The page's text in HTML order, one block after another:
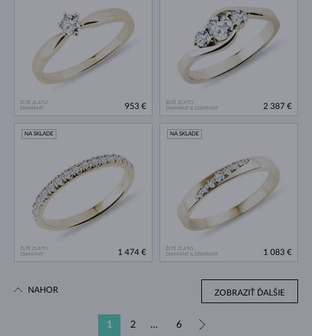
ŽLTÉ ZLATO
DIAMANT
953 €
ŽLTÉ ZLATO
DIAMANT & DIAMANT
2 387 €
ŽLTÉ ZLATO
DIAMANT
NA SKLADE
1 474 €
ŽLTÉ ZLATO
DIAMANT & DIAMANT
NA SKLADE
1 083 €
ZOBRAZIŤ ĎALŠIE
1 2 … 6
NAHOR